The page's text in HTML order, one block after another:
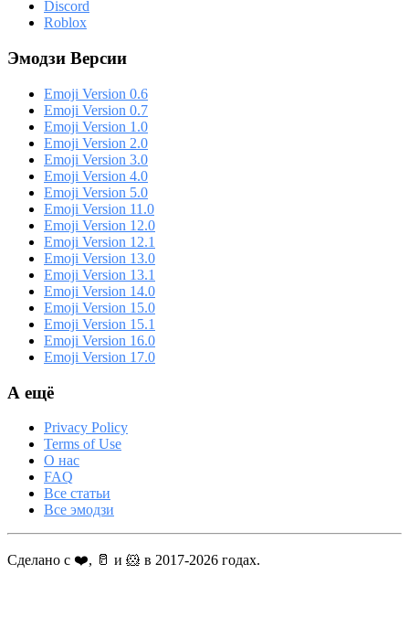
Discord
Roblox
Эмодзи Версии
Emoji Version 0.6
Emoji Version 0.7
Emoji Version 1.0
Emoji Version 2.0
Emoji Version 3.0
Emoji Version 4.0
Emoji Version 5.0
Emoji Version 11.0
Emoji Version 12.0
Emoji Version 12.1
Emoji Version 13.0
Emoji Version 13.1
Emoji Version 14.0
Emoji Version 15.0
Emoji Version 15.1
Emoji Version 16.0
Emoji Version 17.0
А ещё
Privacy Policy
Terms of Use
О нас
FAQ
Все статьи
Все эмодзи
Сделано с ❤️, 🥛 и 🐹 в 2017-2026 годах.